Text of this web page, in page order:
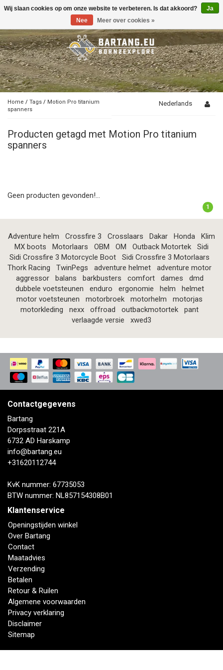
Toggle
Home / Tags / Motion Pro titanium
spanners
Nederlands
Producten getagd met Motion Pro titanium
spanners
Geen producten gevonden!...
1
Adventure helm Crossfire 3 Crosslaars Dakar Honda
Klim
MX boots
Motorlaars OBM OM Outback Motortek
Sidi
Sidi Crossfire 3 Motorcycle Boot
Sidi Crossfire 3 Motorlaars
Thork Racing
TwinPegs adventure helmet
adventure motor
aggressor
balans barkbusters comfort dames
dmd
dubbele voetsteunen
enduro ergonomie helm
helmet
motor voetsteunen
motorbroek motorhelm
motorjas
motorkleding
nexx offroad outbackmotortek
pant
verlaagde versie
xwed3
Contactgegevens
Bartang
Dorpsstraat 221A
6732 AD Harskamp
info@bartang.eu
+31620112744
KvK nummer: 67735053
BTW nummer: NL857154308B01
Klantenservice
Openingstijden winkel
Over Bartang
Contact
Maatadvies
Verzending
Betalen
Retour & Ruilen
Algemene voorwaarden
Privacy verklaring
Disclaimer
Sitemap
Wij slaan cookies op om onze website te verbeteren. Is dat akkoord?
Ja
Nee
Meer over cookies »